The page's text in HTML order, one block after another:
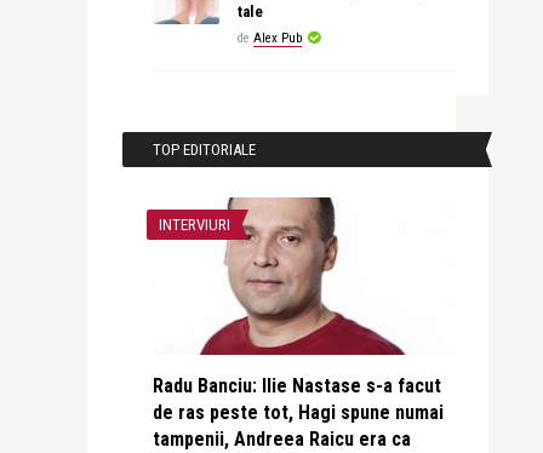
tale
de Alex Pub
TOP EDITORIALE
INTERVIURI
Radu Banciu: Ilie Nastase s-a facut
de ras peste tot, Hagi spune numai
tampenii, Andreea Raicu era ca